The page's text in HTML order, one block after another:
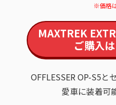
※価格
MAXTREK
ご購入
OFFLESSER OP-S5と
愛車に装着可